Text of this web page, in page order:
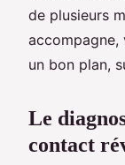
de plusieurs
accompagne,
un bon plan,
Le
contact